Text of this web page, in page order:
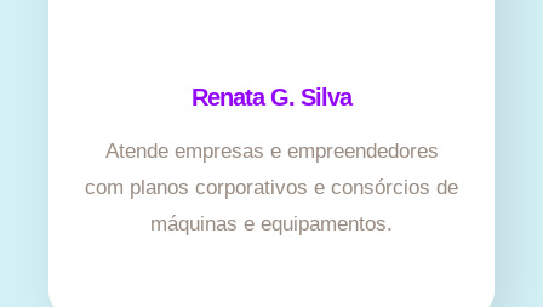
Renata G. Silva
Atende empresas e empreendedores
com planos corporativos e consórcios de
máquinas e equipamentos.